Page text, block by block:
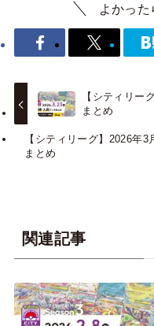
よかった
【シティリー
まとめ
【シティリーグ】2026年
まとめ
関連記事